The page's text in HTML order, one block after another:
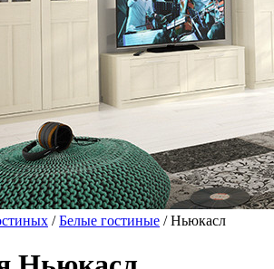
/Белые гостиные / Ньюкасл